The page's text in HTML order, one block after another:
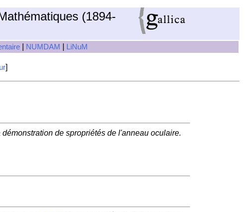
(1894-
NUMDAM LiNuM
]
de spropriétés de l'anneau oculaire.